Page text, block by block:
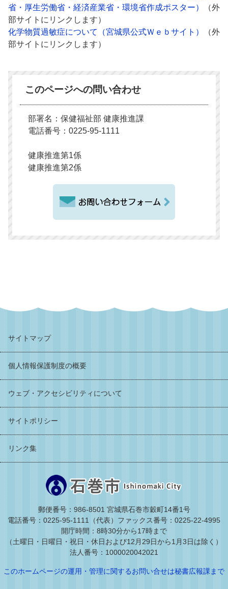
省・厚生労働省・経済産業省・環境省作成ポスター）
（外
部サイトにリンクします）
化学物質過敏症について（宮城県公式Ｗｅｂサイト）
（外
部サイトにリンクします）
このページへの問い合わせ
部署名：保健福祉部 健康推進課
電話番号：0225-95-1111
健康推進第1係
健康推進第2係
サイトマップ
個人情報保護制度の概要
ウェブ・アクセシビリティについて
サイトポリシー
リンク集
郵便番号：986-8501 宮城県石巻市穀町14番1号
電話番号：0225-95-1111（代表） ファックス番号：0225-22-4995
開庁時間：8時30分から17時まで
（土曜日・日曜日・祝日・休日および12月29日から1月3日は除く）
法人番号：1000020042021
このホームページの運用・管理に関するお問い合せは秘書広報課まで